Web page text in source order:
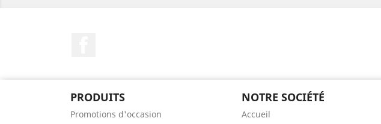
PRODUITS
Promotions d'occasion
NOTRE SOCIÉTÉ
Accueil